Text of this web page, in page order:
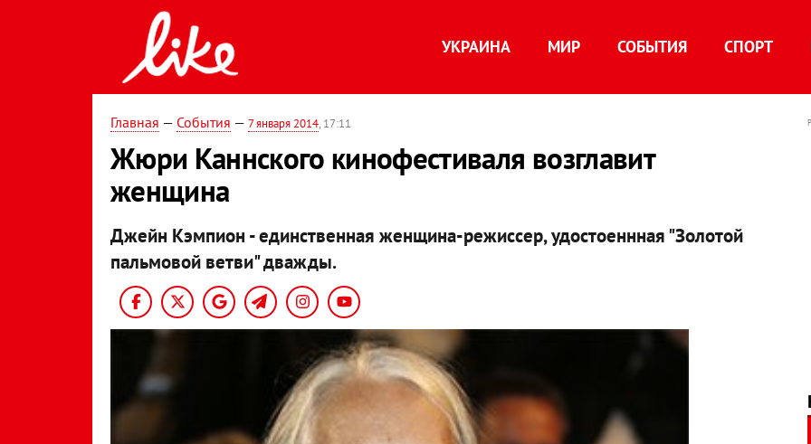
УКРАИНА МИР СОБЫТИЯ СПОРТ
Главная — События — 7 января 2014, 17:11
Жюри Каннского кинофестиваля возглавит
женщина
Джейн Кэмпион - единственная женщина-режиссер, удостоеннная "Золотой
пальмовой ветви" дважды.